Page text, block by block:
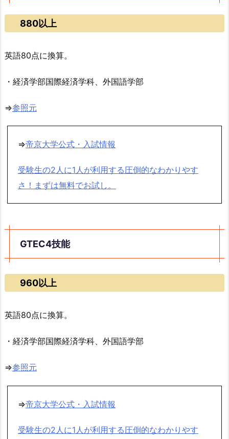
880以上
英語80点に換算。
・経済学部国際経済学科、外国語学部
⇒参照元
⇒帝京大学公式・入試情報
受験生の2人に1人が利用する圧倒的なわかりやす
さ！まずは無料でお試し。
GTEC4技能
960以上
英語80点に換算。
・経済学部国際経済学科、外国語学部
⇒参照元
⇒帝京大学公式・入試情報
受験生の2人に1人が利用する圧倒的なわかりやす